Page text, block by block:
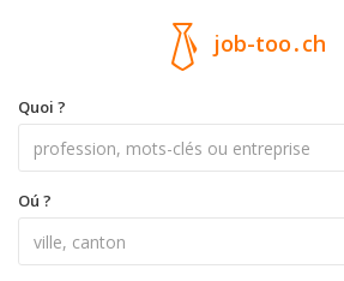
job-too.ch
Quoi ?
Oú ?